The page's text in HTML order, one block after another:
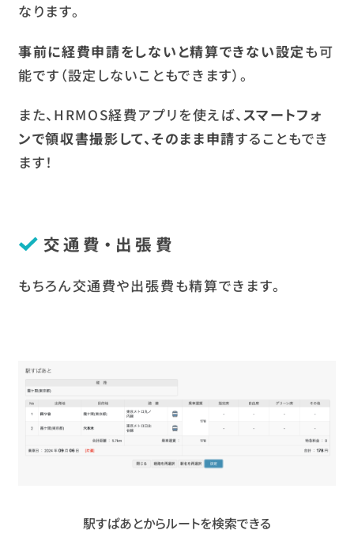
なります。
事前に経費申請をしないと精算できない設定も可
能です（設定しないこともできます）。
また、HRMOS経費アプリを使えば、スマートフォ
ンで領収書撮影して、そのまま申請することもでき
ます！
交通費・出張費
もちろん交通費や出張費も精算できます。
駅すぱあとからルートを検索できる